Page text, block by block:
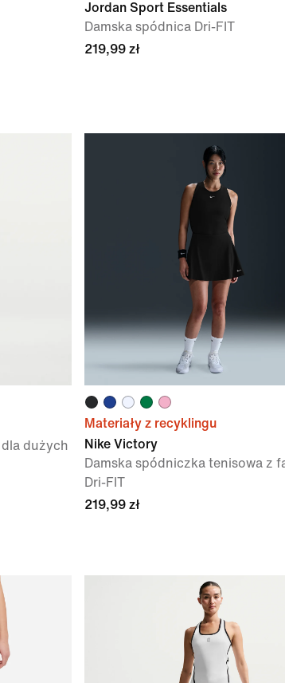
Jordan Sport Essentials
Damska spódnica Dri-FIT
219,99 zł
dużych
Materiały z recyklingu
Nike Victory
Damska spódniczka tenisowa z
Dri-FIT
219,99 zł